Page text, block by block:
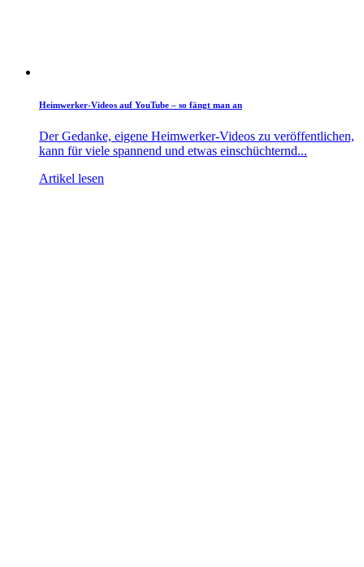
Heimwerker-Videos auf YouTube – so fängt man an
Der Gedanke, eigene Heimwerker-Videos zu veröffentlichen,
kann für viele spannend und etwas einschüchternd...
Artikel lesen